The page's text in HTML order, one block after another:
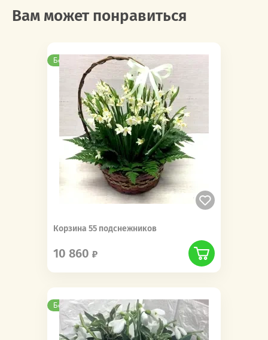
Вам может понравиться
Бесплатная доставка
Корзина 55 подснежников
10 860
Бесплатная доставка